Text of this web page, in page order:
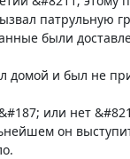
патрульную
были
домой и был не
или нет
он